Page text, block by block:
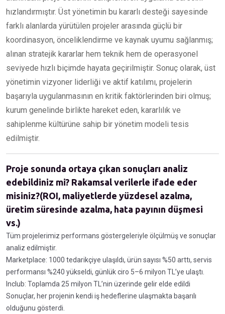
hızlandırmıştır. Üst yönetimin bu kararlı desteği sayesinde
farklı alanlarda yürütülen projeler arasında güçlü bir
koordinasyon, önceliklendirme ve kaynak uyumu sağlanmış;
alınan stratejik kararlar hem teknik hem de operasyonel
seviyede hızlı biçimde hayata geçirilmiştir. Sonuç olarak, üst
yönetimin vizyoner liderliği ve aktif katılımı, projelerin
başarıyla uygulanmasının en kritik faktörlerinden biri olmuş;
kurum genelinde birlikte hareket eden, kararlılık ve
sahiplenme kültürüne sahip bir yönetim modeli tesis
edilmiştir.
Proje sonunda ortaya çıkan sonuçları analiz
edebildiniz mi? Rakamsal verilerle ifade eder
misiniz?(ROI, maliyetlerde yüzdesel azalma,
üretim süresinde azalma, hata payının düşmesi
vs.)
Tüm projelerimiz performans göstergeleriyle ölçülmüş ve sonuçlar
analiz edilmiştir.
Marketplace: 1000 tedarikçiye ulaşıldı, ürün sayısı %50 arttı, servis
performansı %240 yükseldi, günlük ciro 5–6 milyon TL’ye ulaştı.
Inclub: Toplamda 25 milyon TL’nin üzerinde gelir elde edildi
Sonuçlar, her projenin kendi iş hedeflerine ulaşmakta başarılı
olduğunu gösterdi.